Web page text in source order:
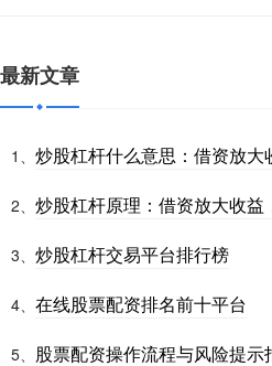
最新文章
1、 炒股杠杆什么意思：借资放大
2、 炒股杠杆原理：借资放大收益
3、 炒股杠杆交易平台排行榜
4、 在线股票配资排名前十平台
5、 股票配资操作流程与风险提示